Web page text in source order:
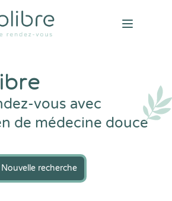
Open
vous avec
de médecine douce
Nouvelle recherche